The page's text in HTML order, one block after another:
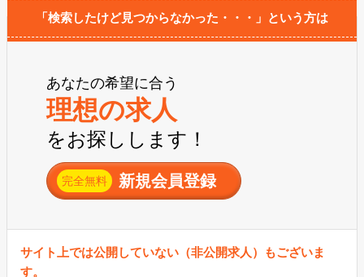
「検索したけど見つからなかった・・・」という方は
あなたの希望に合う
理想の求人
をお探しします！
完全無料 新規会員登録
サイト上では公開していない（非公開求人）もございま
す。